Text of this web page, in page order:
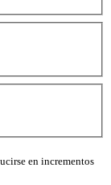
en incrementos